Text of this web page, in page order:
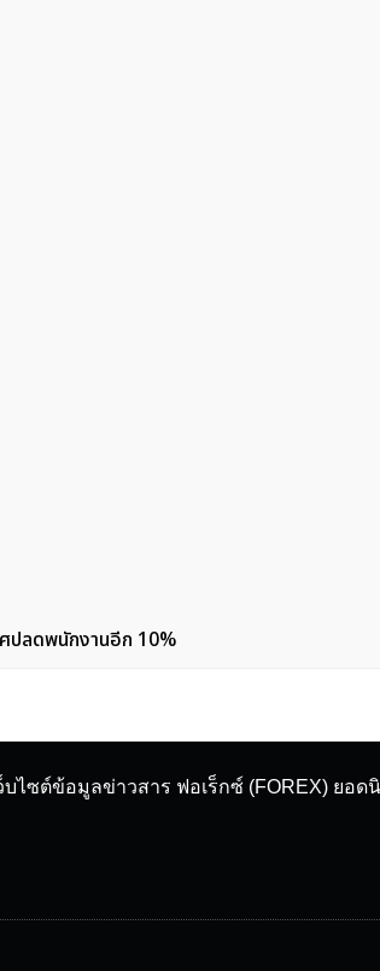
ปลดพนักงานอีก 10%
ไซต์ข้อมูลข่าวสาร ฟอเร็กซ์ (FOREX) ยอ